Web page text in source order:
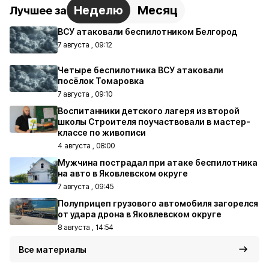
Лучшее за Неделю Месяц
ВСУ атаковали беспилотником Белгород
7 августа , 09:12
Четыре беспилотника ВСУ атаковали
посёлок Томаровка
7 августа , 09:10
Воспитанники детского лагеря из второй
школы Строителя поучаствовали в мастер-
классе по живописи
4 августа , 08:00
Мужчина пострадал при атаке беспилотника
на авто в Яковлевском округе
7 августа , 09:45
Полуприцеп грузового автомобиля загорелся
от удара дрона в Яковлевском округе
8 августа , 14:54
Все материалы